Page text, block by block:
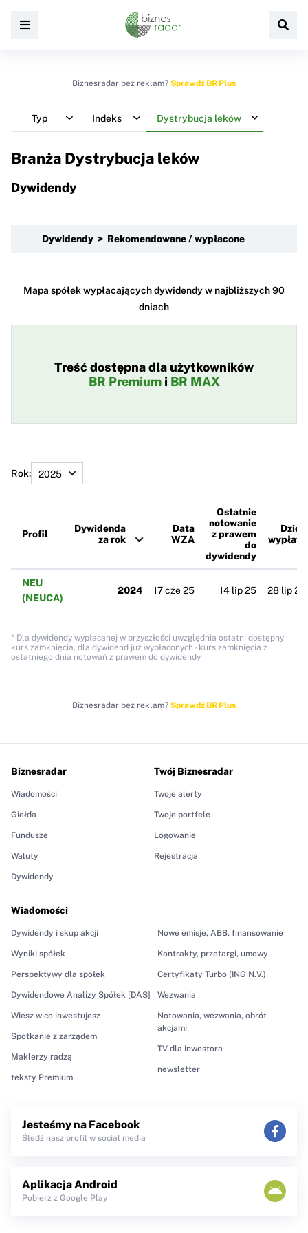
Biznesradar bez reklam? Sprawdź BR Plus
Typ Indeks Dystrybucja leków
Branża Dystrybucja leków
Dywidendy
Dywidendy > Rekomendowane / wypłacone
Mapa spółek wypłacających dywidendy w najbliższych 90
dniach
Treść dostępna dla użytkowników
BR Premiumi BR MAX
Rok:
Profil
Dywidenda
za rok
Data
WZA
Ostatnie
notowanie
z prawem
do
dywidendy
Dzień
wypłaty
NEU
(NEUCA)
2024 17 cze 25 14 lip 25 28 lip 25
* Dla dywidendy wypłacanej w przyszłości uwzględnia ostatni dostępny
kurs zamknięcia, dla dywidend już wypłaconych - kurs zamknięcia z
ostatniego dnia notowań z prawem do dywidendy
Biznesradar bez reklam? Sprawdź BR Plus
Biznesradar
Wiadomości
Giełda
Fundusze
Waluty
Dywidendy
Wiadomości
Dywidendy i skup akcji
Wyniki spółek
Perspektywy dla spółek
Dywidendowe Analizy Spółek [DAS]
Wiesz w co inwestujesz
Spotkanie z zarządem
Maklerzy radzą
teksty Premium
Nowe emisje, ABB, finansowanie
Kontrakty, przetargi, umowy
Certyfikaty Turbo (ING N.V.)
Wezwania
Notowania, wezwania, obrót
akcjami
TV dla inwestora
newsletter
Twój Biznesradar
Twoje alerty
Twoje portfele
Logowanie
Rejestracja
Jesteśmy na Facebook
Śledź nasz profil w social media
Aplikacja Android
Pobierz z Google Play